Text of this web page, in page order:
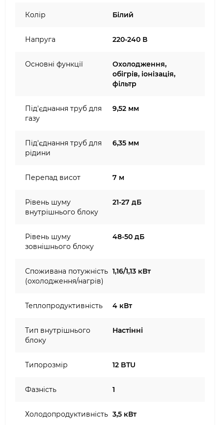
Колір Білий
Напруга 220-240 В
Основні функції
Охолодження,
обігрів, іонізація,
фільтр
Під'єднання труб для
газу
9,52 мм
Під'єднання труб для
рідини
6,35 мм
Перепад висот 7 м
Рівень шуму
внутрішнього блоку
21-27 дБ
Рівень шуму
зовнішнього блоку
48-50 дБ
Споживана потужність
(охолодження/нагрів)
1,16/1,13 кВт
Теплопродуктивність 4 кВт
Тип внутрішнього
блоку
Настінні
Типорозмір 12 BTU
Фазність 1
Холодопродуктивність 3,5 кВт